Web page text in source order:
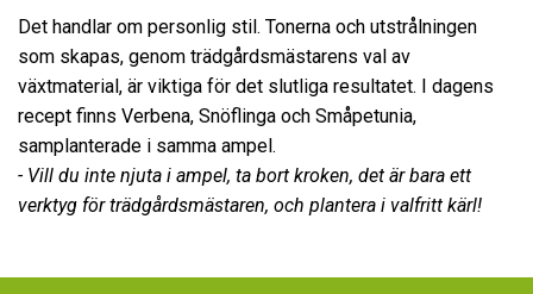
Det handlar om personlig stil. Tonerna och utstrålningen
som skapas, genom trädgårdsmästarens val av
växtmaterial, är viktiga för det slutliga resultatet. I dagens
recept finns Verbena, Snöflinga och Småpetunia,
samplanterade i samma ampel.
- Vill du inte njuta i ampel, ta bort kroken, det är bara ett
verktyg för trädgårdsmästaren, och plantera i valfritt kärl!